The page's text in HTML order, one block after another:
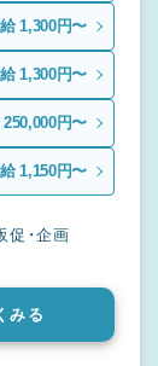
1,300円〜
1,300円〜
250,000円〜
1,150円〜
促・企画
みる